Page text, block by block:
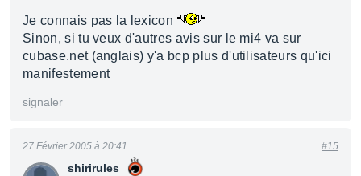
Je connais pas la lexicon
Sinon, si tu veux d'autres avis sur le mi4 va sur
cubase.net (anglais) y'a bcp plus d'utilisateurs qu'ici
manifestement
signaler
shirirules
27 Février 2005 à 20:41 #15